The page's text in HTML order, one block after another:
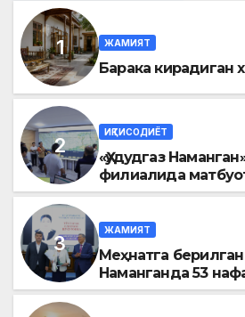
ЖАМИЯТ
Барака кирадиган
ИҚТИСОДИЁТ
«Ҳудудгаз
филиалида
ўтказилди
ЖАМИЯТ
Меҳнатга
Наманганда 53
«Меҳнат